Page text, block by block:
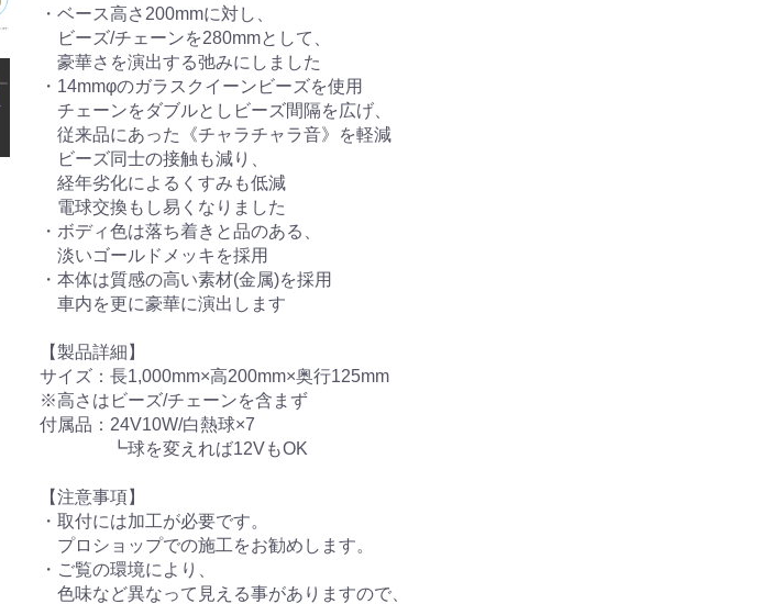
・ベース高さ200mmに対し、
ビーズ/チェーンを280mmとして、
豪華さを演出する弛みにしました
・14mmφのガラスクイーンビーズを使用
チェーンをダブルとしビーズ間隔を広げ、
従来品にあった《チャラチャラ音》を軽減
ビーズ同士の接触も減り、
経年劣化によるくすみも低減
電球交換もし易くなりました
・ボディ色は落ち着きと品のある、
淡いゴールドメッキを採用
・本体は質感の高い素材(金属)を採用
車内を更に豪華に演出します
【製品詳細】
サイズ：長1,000mm×高200mm×奥行125mm
※高さはビーズ/チェーンを含まず
付属品：24V10W/白熱球×7
┗球を変えれば12VもOK
【注意事項】
・取付には加工が必要です。
プロショップでの施工をお勧めします。
・ご覧の環境により、
色味など異なって見える事がありますので、